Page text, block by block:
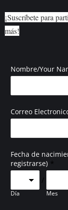
¡Suscríbete para
más!
Nombre/Your
Correo
Fecha de
registrarse) *
Día
/
Mes